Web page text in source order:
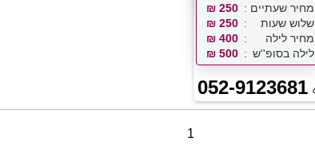
מחיר שעתיים
250 ₪
שלוש שעות
250 ₪
מחיר לילה
400 ₪
לילה בסופ''ש
500 ₪
052-9123681
1